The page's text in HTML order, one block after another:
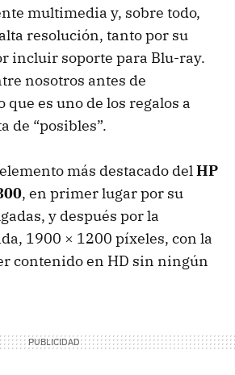
multimedia y, sobre todo,
resolución, tanto por su
incluir soporte para Blu-ray.
nosotros antes de
que es uno de los regalos a
de “posibles”.
más destacado delHP
, en primer lugar por su
y después por la
1900 × 1200 píxeles, con la
contenido en HD sin ningún